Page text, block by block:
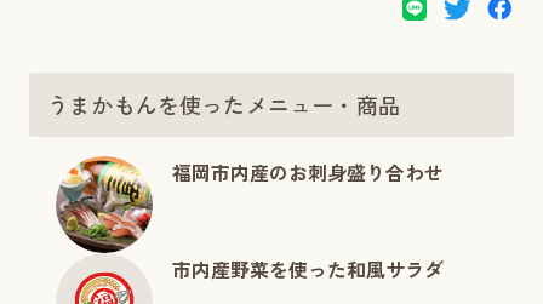
うまかもんを使ったメニュー・商品
福岡市内産のお刺身盛り合わせ
市内産野菜を使った和風サラダ